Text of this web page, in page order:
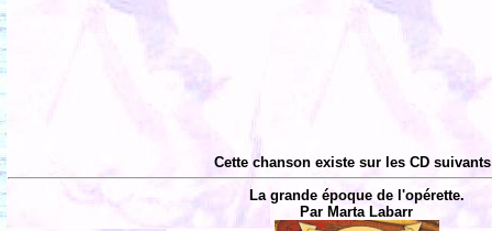
Cette chanson existe sur les CD
La grande époque de l'opérette.
Par Marta Labarr